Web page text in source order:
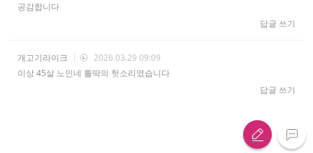
공감합니다
답글 쓰기
개고기라이크
2026.03.29 09:09
이상 45살 노인네 틀딱의 헛소리였습니다
답글 쓰기